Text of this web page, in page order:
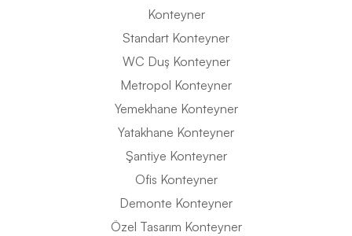
Konteyner
Standart Konteyner
WC Duş Konteyner
Metropol Konteyner
Yemekhane Konteyner
Yatakhane Konteyner
Şantiye Konteyner
Ofis Konteyner
Demonte Konteyner
Özel Tasarım Konteyner